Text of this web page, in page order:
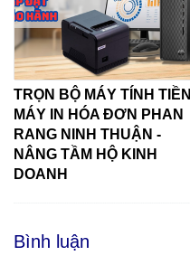
TRỌN BỘ MÁY TÍNH TIỀN
MÁY IN HÓA ĐƠN PHAN
RANG NINH THUẬN -
NÂNG TẦM HỘ KINH
DOANH
Bình luận